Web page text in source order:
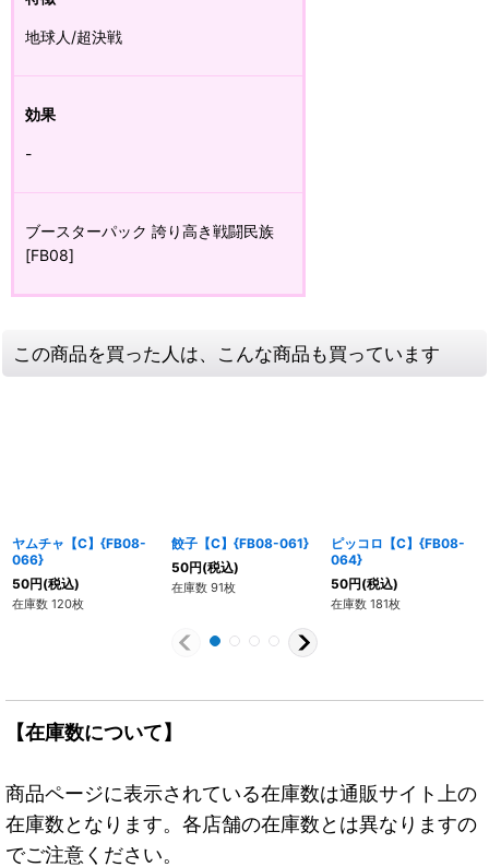
地球人/超決戦
効果
-
ブースターパック 誇り高き戦闘民族
[FB08]
この商品を買った人は、こんな商品も買っています
ヤムチャ【C】{FB08-
066}
50円(税込)
在庫数 120枚
餃子【C】{FB08-061}
50円(税込)
在庫数 91枚
ピッコロ【C】{FB08-
064}
50円(税込)
在庫数 181枚
【在庫数について】
商品ページに表示されている在庫数は通販サイト上の
在庫数となります。各店舗の在庫数とは異なりますの
でご注意ください。